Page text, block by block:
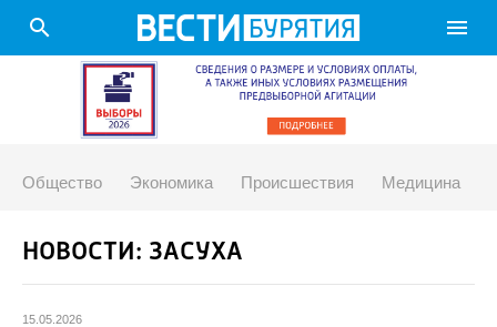
search menu
Общество Экономика Происшествия Медицина
НОВОСТИ: ЗАСУХА
15.05.2026